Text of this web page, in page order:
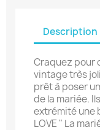
Description
Craquez pour
vintage très
prêt à poser
de la mariée.
extrémité une
LOVE " La